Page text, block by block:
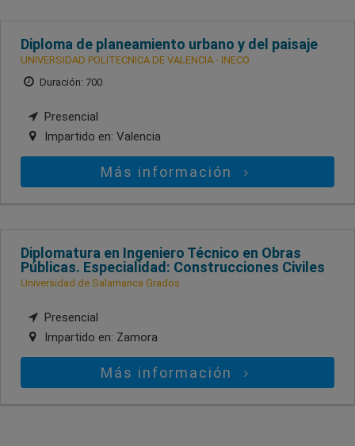
Diploma de planeamiento urbano y del paisaje
UNIVERSIDAD POLITECNICA DE VALENCIA - INECO
Duración: 700
Presencial
Impartido en: Valencia
Más información
Diplomatura en Ingeniero Técnico en Obras
Públicas. Especialidad: Construcciones Civiles
Universidad de Salamanca Grados
Presencial
Impartido en: Zamora
Más información